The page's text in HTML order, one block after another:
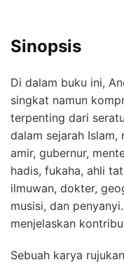
Sinopsis
Di dalam buku ini,
singkat namun
terpenting dari
dalam sejarah
amir, gubernur,
hadis, fukaha, ahli
ilmuwan, dokter,
musisi, dan
menjelaskan
Sebuah karya